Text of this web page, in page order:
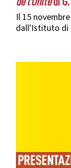
Il 15
dall'Istituto di